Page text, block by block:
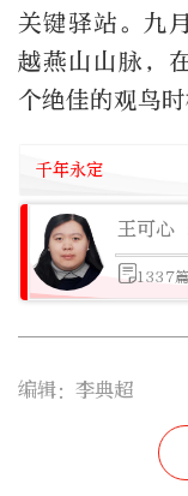
关键驿站。九
越燕山山脉，
个绝佳的观鸟时
千年永定
王可心
1337
编辑：李典超